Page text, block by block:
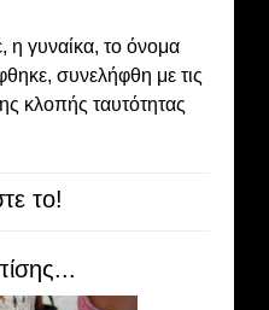
η γυναίκα, το όνομα
συνελήφθη με τις
κλοπής ταυτότητας
το!